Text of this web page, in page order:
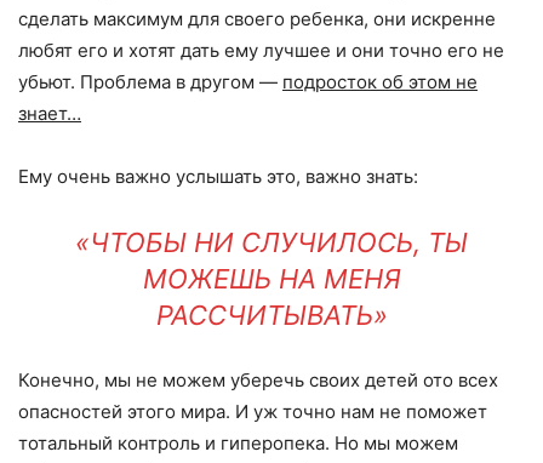
сделать максимум для своего ребенка, они искренне
любят его и хотят дать ему лучшее и они точно его не
убьют. Проблема в другом — подросток об этом не
знает…
Ему очень важно услышать это, важно знать:
«ЧТОБЫ НИ СЛУЧИЛОСЬ, ТЫ
МОЖЕШЬ НА МЕНЯ
РАССЧИТЫВАТЬ»
Конечно, мы не можем уберечь своих детей ото всех
опасностей этого мира. И уж точно нам не поможет
тотальный контроль и гиперопека. Но мы можем